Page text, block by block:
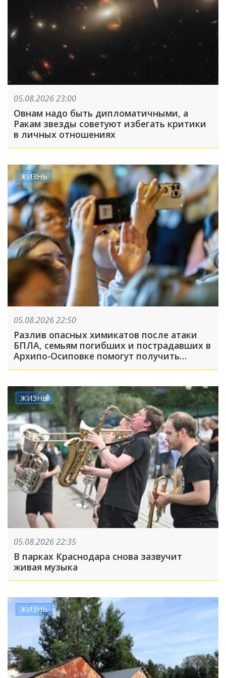
05.08.2026 23:00
Овнам надо быть дипломатичными, а
Ракам звезды советуют избегать критики
в личных отношениях
ЖИЗНЬ
05.08.2026 22:50
Разлив опасных химикатов после атаки
БПЛА, семьям погибших и пострадавших в
Архипо-Осиповке помогут получить
ЖИЗНЬ
05.08.2026 22:35
В парках Краснодара снова зазвучит
живая музыка
ЖИЗНЬ